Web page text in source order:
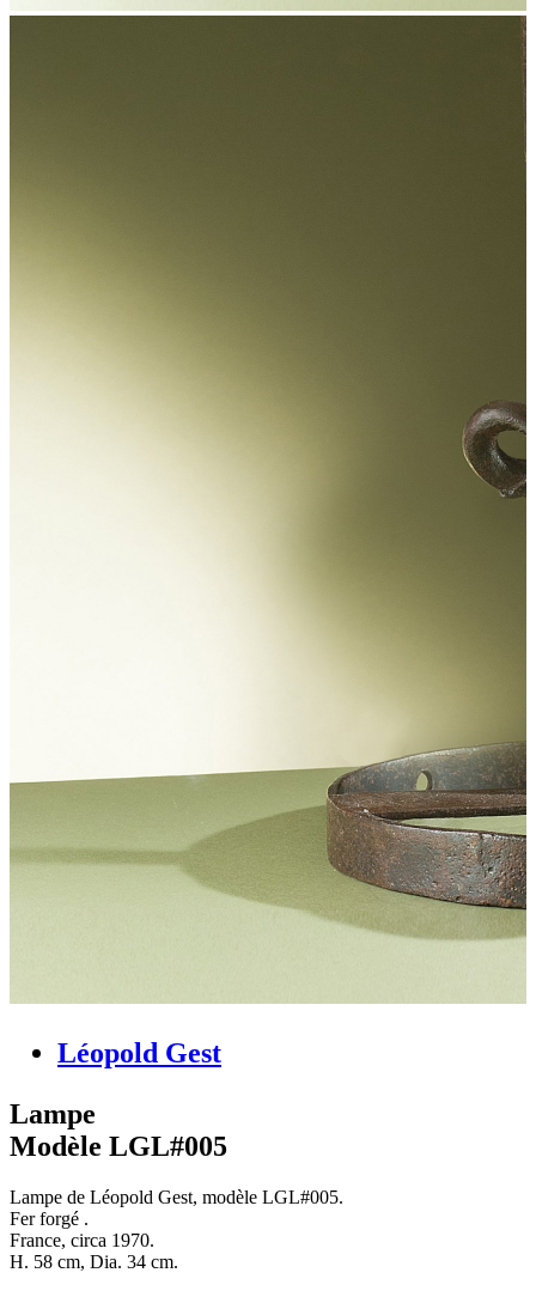
Léopold Gest
Lampe
Modèle LGL#005
Lampe de Léopold Gest, modèle LGL#005.
Fer forgé .
France, circa 1970.
H. 58 cm, Dia. 34 cm.